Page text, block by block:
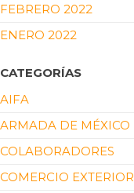
FEBRERO 2022
ENERO 2022
CATEGORÍAS
AIFA
ARMADA DE MÉXICO
COLABORADORES
COMERCIO EXTERIOR